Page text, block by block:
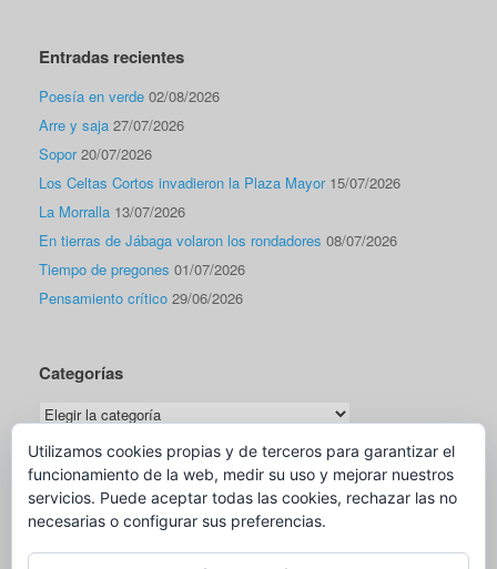
Entradas recientes
Poesía en verde 02/08/2026
Arre y saja 27/07/2026
Sopor 20/07/2026
Los Celtas Cortos invadieron la Plaza Mayor 15/07/2026
La Morralla 13/07/2026
En tierras de Jábaga volaron los rondadores 08/07/2026
Tiempo de pregones 01/07/2026
Pensamiento crítico 29/06/2026
Categorías
Categorías
Traductor
Utilizamos cookies propias y de terceros para garantizar el
funcionamiento de la web, medir su uso y mejorar nuestros
servicios. Puede aceptar todas las cookies, rechazar las no
necesarias o configurar sus preferencias.